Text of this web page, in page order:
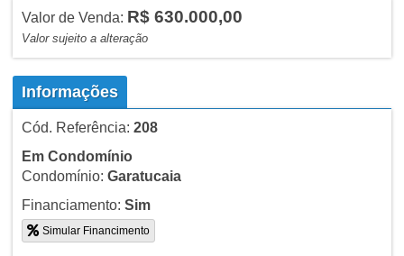
Valor de Venda: R$ 630.000,00
Valor sujeito a alteração
Informações
Cód. Referência: 208
Em Condomínio
Condomínio: Garatucaia
Financiamento: Sim
Simular Financimento